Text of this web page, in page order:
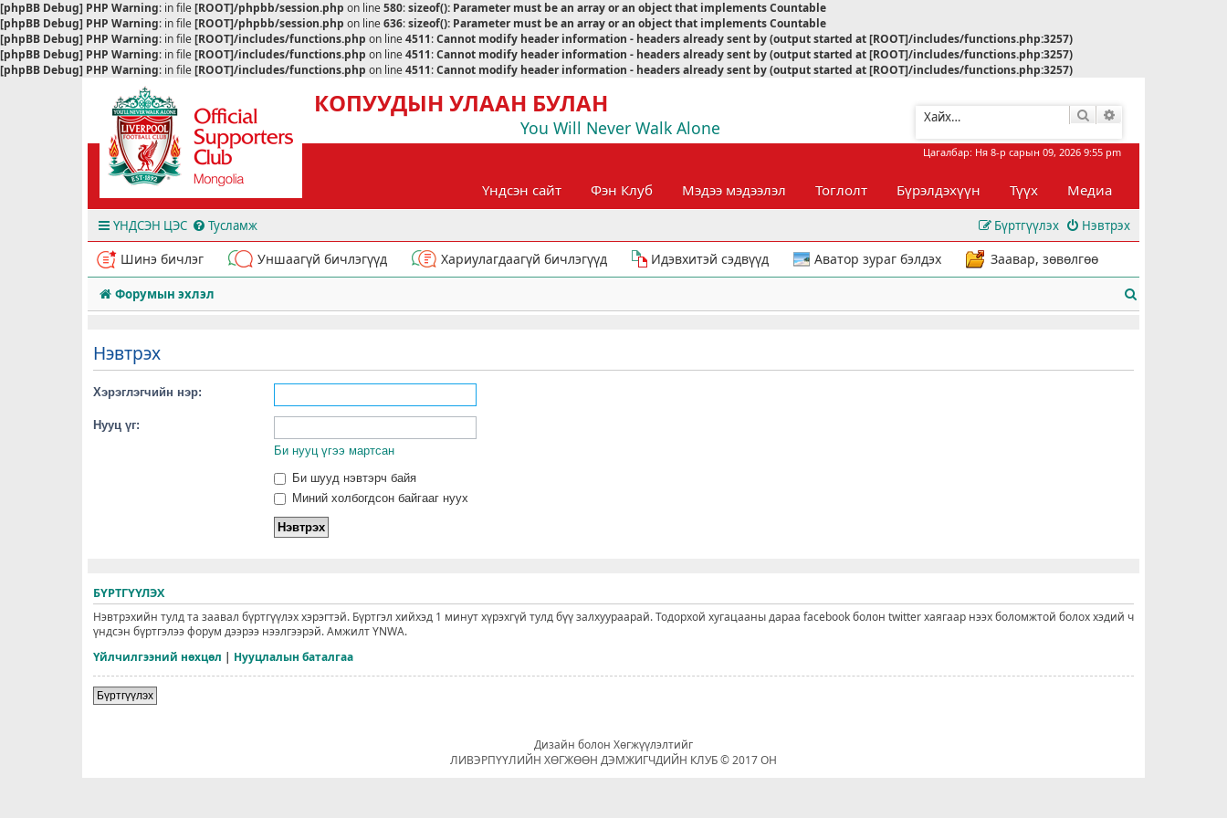
[phpBB Debug] PHP Warning: in file[ROOT]/phpbb/session.php on line580:sizeof(): Parameter must be an array or an object that implements Countable
[phpBB Debug] PHP Warning: in file[ROOT]/phpbb/session.php on line636:sizeof(): Parameter must be an array or an object that implements Countable
[phpBB Debug] PHP Warning: in file[ROOT]/includes/functions.php on line4511:Cannot modify header information - headers already sent by (output started at [ROOT]/includes/functions.php:3257)
[phpBB Debug] PHP Warning: in file[ROOT]/includes/functions.php on line4511:Cannot modify header information - headers already sent by (output started at [ROOT]/includes/functions.php:3257)
[phpBB Debug] PHP Warning: in file[ROOT]/includes/functions.php on line4511:Cannot modify header information - headers already sent by (output started at [ROOT]/includes/functions.php:3257)
КОПУУДЫН УЛААН БУЛАН
You Will Never Walk Alone
Хайлт
Цагалбар: Ня 8-р сарын 09, 2026 9:55 pm
Үндсэн сайт Фэн Клуб Мэдээ мэдээлэл Тоглолт Бүрэлдэхүүн Түүх Медиа
ҮНДСЭН ЦЭС Тусламж Нэвтрэх
Бүртгүүлэх
Шинэ бичлэг Уншаагүй бичлэгүүд Хариулагдаагүй бичлэгүүд Идэвхитэй сэдвүүд Аватор зураг бэлдэх Заавар, зөвөлгөө
Форумын эхлэл
Нэвтрэх
Хэрэглэгчийн нэр:
Нууц үг:
Би нууц үгээ мартсан
Би шууд нэвтэрч байя
Миний холбогдсон байгааг нуух
БҮРТГҮҮЛЭХ
Нэвтрэхийн тулд та заавал бүртгүүлэх хэрэгтэй. Бүртгэл хийхэд 1 минут хүрэхгүй тулд бүү залхуураарай. Тодорхой хугацааны дараа facebook болон twitter хаягаар нээх боломжтой болох хэдий ч
үндсэн бүртгэлээ форум дээрээ нээлгээрэй. Амжилт YNWA.
Үйлчилгээний нөхцөл | Нууцлалын баталгаа
Бүртгүүлэх
Дизайн болон Хөгжүүлэлтийг
ЛИВЭРПҮҮЛИЙН ХӨГЖӨӨН ДЭМЖИГЧДИЙН КЛУБ © 2017 ОН